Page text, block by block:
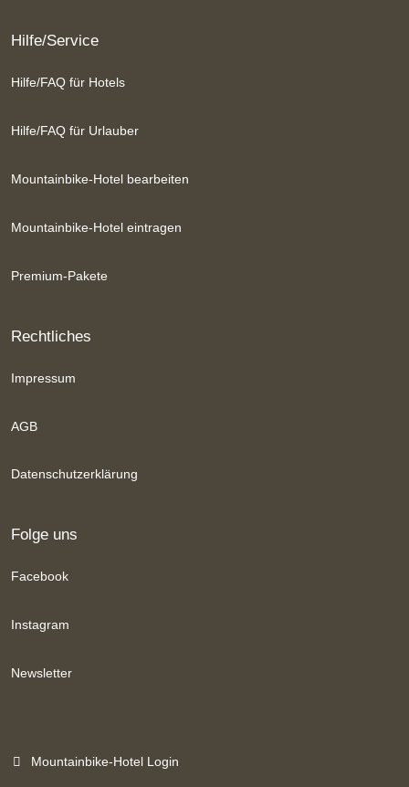
Hilfe/Service
Hilfe/FAQ für Hotels
Hilfe/FAQ für Urlauber
Mountainbike-Hotel bearbeiten
Mountainbike-Hotel eintragen
Premium-Pakete
Rechtliches
Impressum
AGB
Datenschutzerklärung
Folge uns
Facebook
Instagram
Newsletter
Mountainbike-Hotel Login